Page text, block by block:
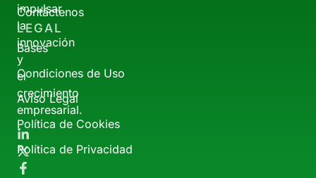
impulsar
la
innovación
y
el
crecimiento
empresarial.
Contáctenos
LEGAL
Bases
Condiciones de Uso
Aviso Legal
Política de Cookies
Política de Privacidad